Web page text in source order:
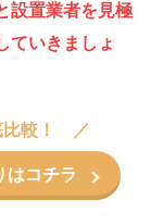
設置業者を見極
ていきましょ
較！
はコチラ